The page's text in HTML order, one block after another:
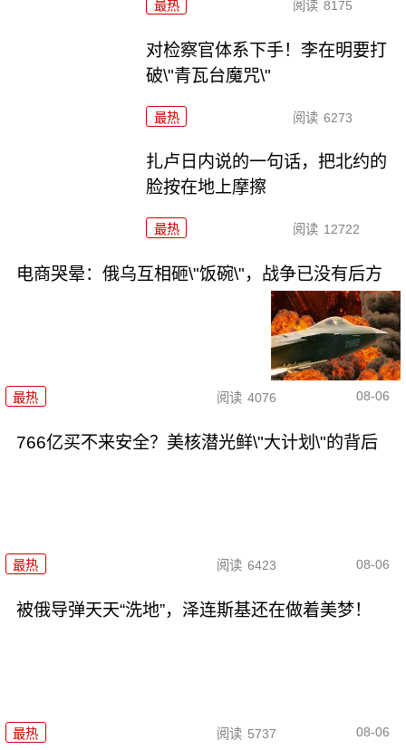
最热 阅读 8175
对检察官体系下手！李在明要打
破\"青瓦台魔咒\"
最热 阅读 6273
扎卢日内说的一句话，把北约的
脸按在地上摩擦
最热 阅读 12722
电商哭晕：俄乌互相砸\"饭碗\"，战争已没有后方
最热 阅读 4076 08-06
766亿买不来安全？美核潜光鲜\"大计划\"的背后
最热 阅读 6423 08-06
被俄导弹天天“洗地”，泽连斯基还在做着美梦！
最热 阅读 5737 08-06